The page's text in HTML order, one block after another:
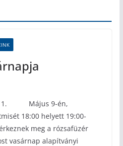
Május 9-én,
18:00 helyett 19:00-
meg a rózsafüzér
alapítványi